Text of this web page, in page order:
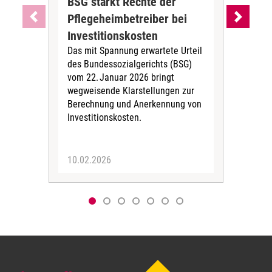
Pflegeheimbetreiber bei
Investitionskosten
Das mit Spannung erwartete Urteil
des Bundessozialgerichts (BSG)
vom 22. Januar 2026 bringt
wegweisende Klarstellungen zur
Berechnung und Anerkennung von
Investitionskosten.
10.02.2026